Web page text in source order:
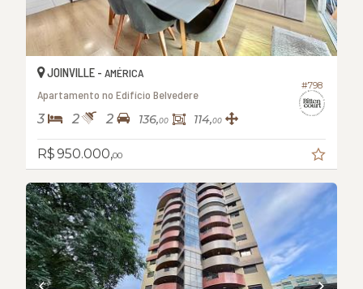
#798
JOINVILLE - AMÉRICA
Apartamento no Edifício Belvedere
3 2 2 136,00 114,00
R$ 950.000,00